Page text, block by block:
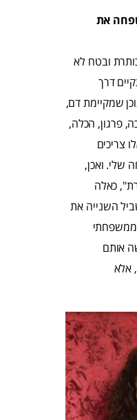
את
ובטח לא
דרך
שמקיימת דם,
פרגון, הכלה,
צריכים
שלי. ואכן,
כאלה
השנייה את
אותם
אלא